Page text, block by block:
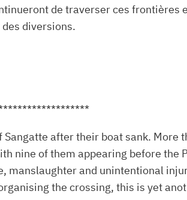
de traverser ces frontières
diversions.
after their boat sank.
nine of them appearing before the
and unintentional
the crossing, this is yet